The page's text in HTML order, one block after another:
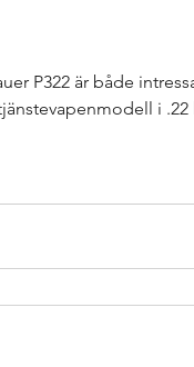
P322 är både
i .22